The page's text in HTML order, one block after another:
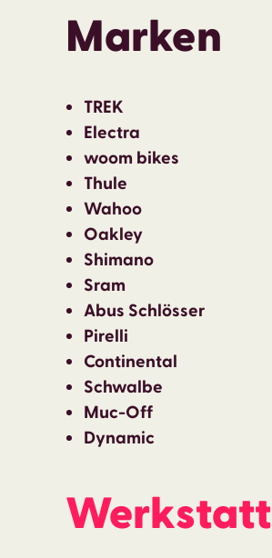
Marken
TREK
Electra
woom bikes
Thule
Wahoo
Oakley
Shimano
Sram
Abus Schlösser
Pirelli
Continental
Schwalbe
Muc-Off
Dynamic
Werkstatt